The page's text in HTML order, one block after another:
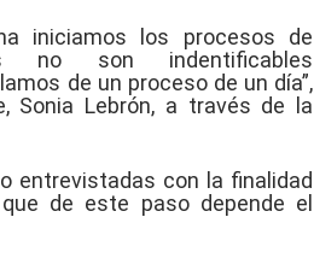
iniciamos los procesos de
no son indentificables
de un proceso de un día”,
Sonia Lebrón, a través de la
entrevistadas con la finalidad
de este paso depende el